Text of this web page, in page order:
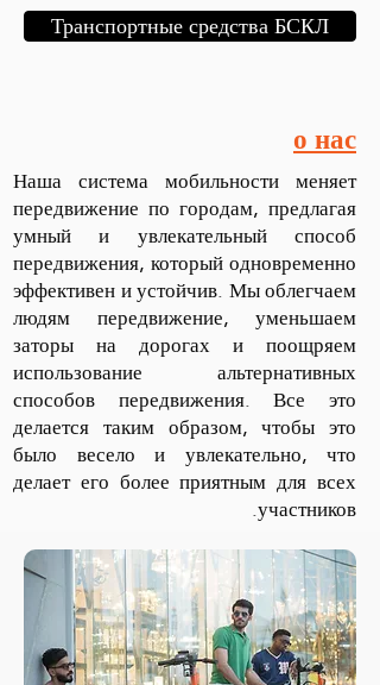
Транспортные средства БСКЛ
о нас
Наша система мобильности меняет
передвижение по городам, предлагая
умный и увлекательный способ
передвижения, который одновременно
эффективен и устойчив. Мы облегчаем
людям передвижение, уменьшаем
заторы на дорогах и поощряем
использование альтернативных
способов передвижения. Все это
делается таким образом, чтобы это
было весело и увлекательно, что
делает его более приятным для всех
участников.